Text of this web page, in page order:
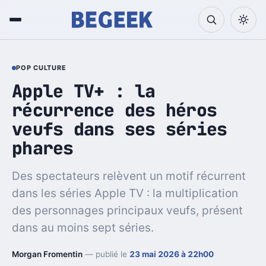
POP CULTURE
Apple TV+ : la
récurrence des héros
veufs dans ses séries
phares
Des spectateurs relèvent un motif récurrent
dans les séries Apple TV : la multiplication
des personnages principaux veufs, présent
dans au moins sept séries.
Morgan Fromentin — publié le 23 mai 2026 à 22h00